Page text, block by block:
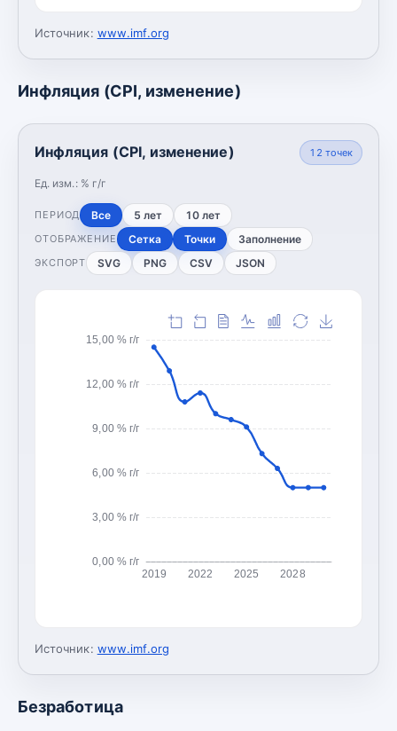
Источник: www.imf.org
Инфляция (CPI, изменение)
Инфляция (CPI, изменение)
Ед. изм.: % г/г
12 точек
ПЕРИОД Все 5 лет 10 лет
ОТОБРАЖЕНИЕ Сетка Точки Заполнение
ЭКСПОРТ SVG PNG CSV JSON
0,00 % г/г
3,00 % г/г
6,00 % г/г
9,00 % г/г
12,00 % г/г
15,00 % г/г
2019 2022 2025 2028
Источник: www.imf.org
Безработица